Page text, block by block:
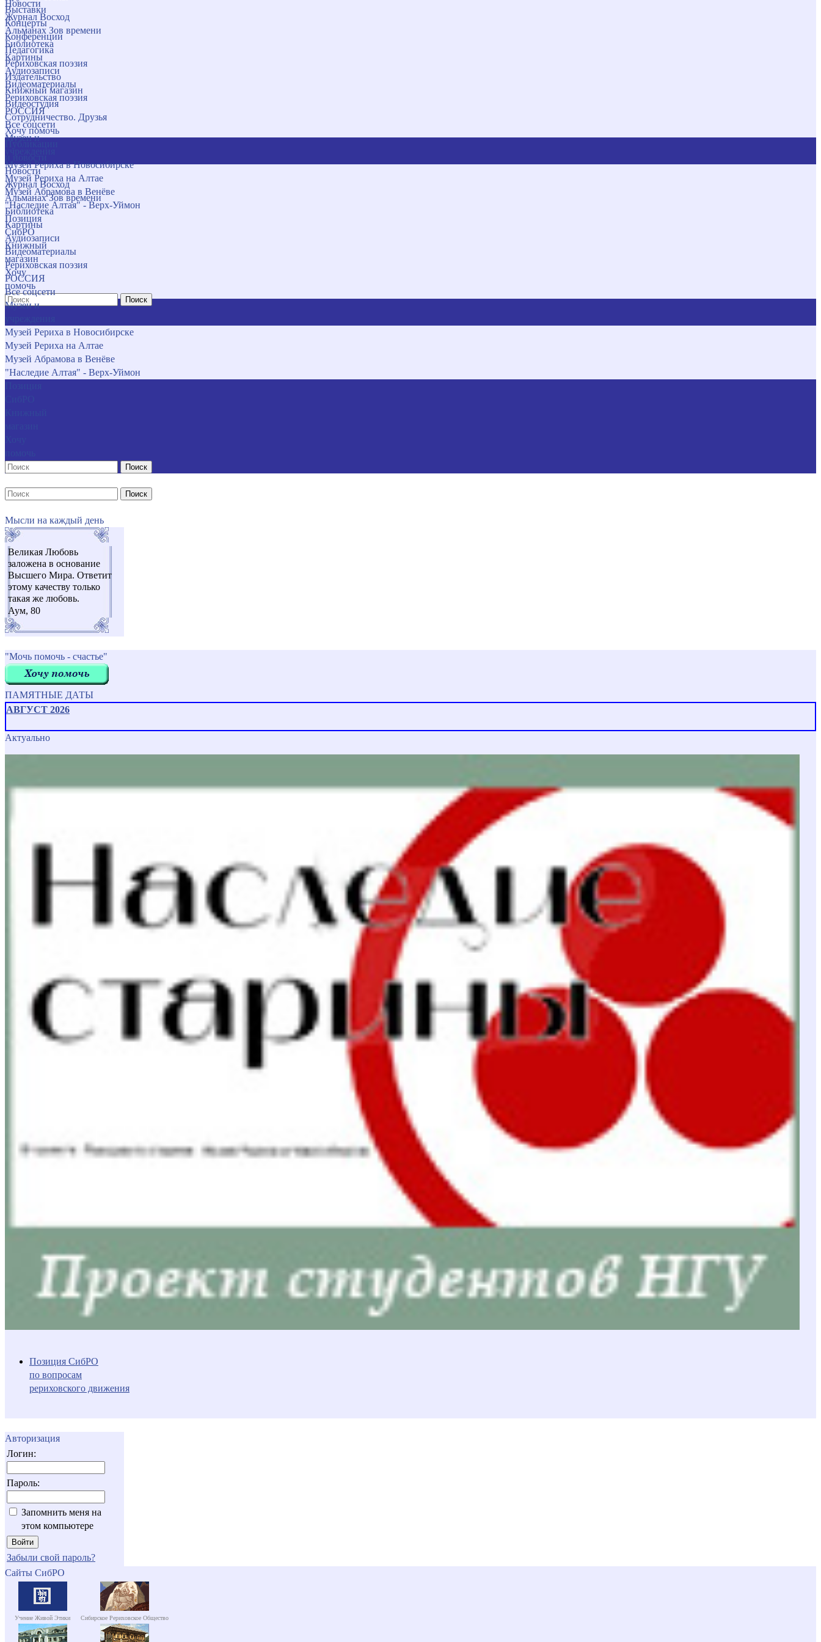
Новости
Журнал Восход
Альманах Зов времени
Библиотека
Картины
Аудиозаписи
Видеоматериалы
Рериховская поэзия
РОССИЯ
Все соцсети
Музеи и
Музей Рериха в Новосибирске
Музей Рериха на Алтае
Музей Абрамова в Венёве
"Наследие Алтая" - Верх-Уймон
Позиция
СибРО
Книжный
магазин
Хочу
помочь
Поиск
Выставки
Концерты
Конференции
Педагогика
Рериховская поэзия
Издательство
Книжный магазин
Видеостудия
Сотрудничество. Друзья
Хочу помочь
Новости
Журнал Восход
Альманах Зов времени
Библиотека
Картины
Аудиозаписи
Видеоматериалы
Рериховская поэзия
РОССИЯ
Все соцсети
Музеи и
Музей Рериха в Новосибирске
Музей Рериха на Алтае
Музей Абрамова в Венёве
"Наследие Алтая" - Верх-Уймон
Поиск
Поиск
Мысли на каждый день
Великая Любовь
заложена в основание
Высшего Мира. Ответит
этому качеству только
такая же любовь.
Аум, 80
"Мочь помочь - счастье"
ПАМЯТНЫЕ ДАТЫ
АВГУСТ 2026
Актуально
Позиция СибРО
по вопросам
рериховского движения
Авторизация
Логин:
Пароль:
Запомнить меня на
этом компьютере
Забыли свой пароль?
Сайты СибРО
Учение Живой Этики Сибирское Рериховское Общество